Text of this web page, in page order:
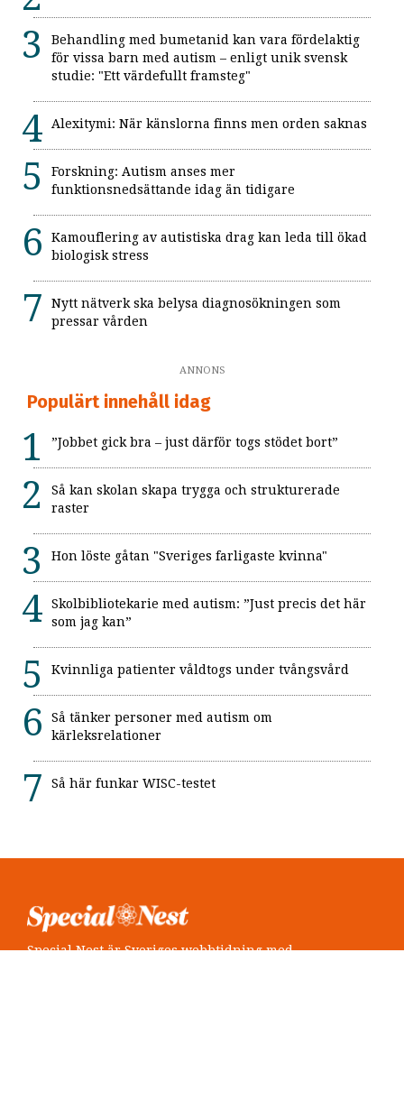
Behandling med bumetanid kan vara fördelaktig
för vissa barn med autism – enligt unik svensk
studie: "Ett värdefullt framsteg"
Alexitymi: När känslorna finns men orden saknas
Forskning: Autism anses mer
funktionsnedsättande idag än tidigare
Kamouflering av autistiska drag kan leda till ökad
biologisk stress
Nytt nätverk ska belysa diagnosökningen som
pressar vården
ANNONS
Populärt innehåll idag
”Jobbet gick bra – just därför togs stödet bort”
Så kan skolan skapa trygga och strukturerade
raster
Hon löste gåtan "Sveriges farligaste kvinna"
Skolbibliotekarie med autism: ”Just precis det här
som jag kan”
Kvinnliga patienter våldtogs under tvångsvård
Så tänker personer med autism om
kärleksrelationer
Så här funkar WISC-testet
Special Nest är Sveriges webbtidning med